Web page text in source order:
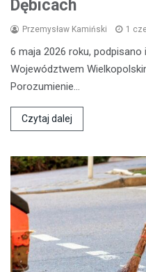
Dębicach
Przemysław Kamiński 1
6 maja 2026 roku,
Województwem
Porozumienie…
Czytaj dalej